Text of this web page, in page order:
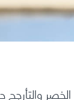
الخصر